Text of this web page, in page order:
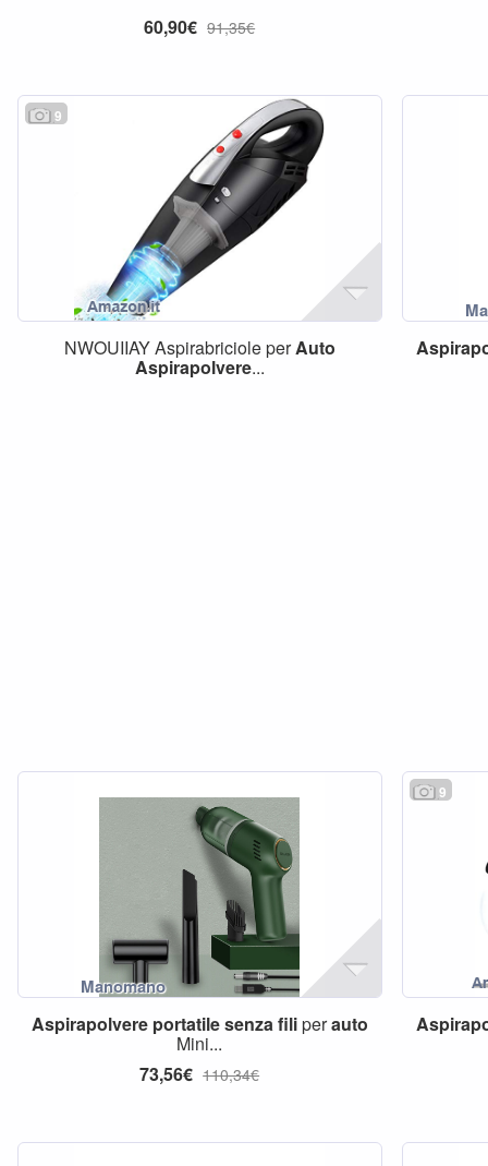
60,90€ 91,35€
9
NWOUIIAY Aspirabriciole perAuto
Aspirapolvere...
Aspirapolvere portatilesenzafiliperauto
Mini...
73,56€ 110,34€
9